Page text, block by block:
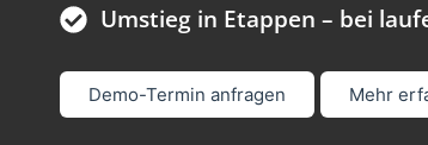
Umstieg in Etappen – bei
Demo-Termin anfragen Mehr